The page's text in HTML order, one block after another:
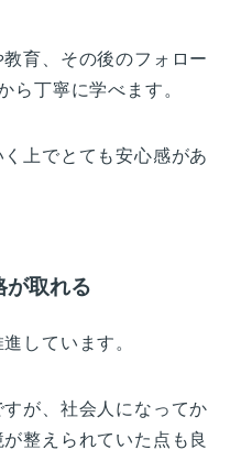
育、その後のフォロー
ら丁寧に学べます。
上でとても安心感があ
が取れる
しています。
すが、社会人になってか
整えられていた点も良